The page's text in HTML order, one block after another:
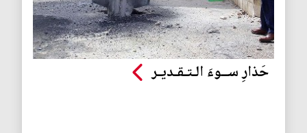
حَذارِ ســوءَ الـتـقـديـر